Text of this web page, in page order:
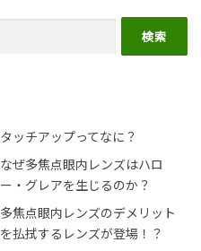
タッチアップってなに？
なぜ多焦点眼内レンズはハロ
ー・グレアを生じるのか？
多焦点眼内レンズのデメリット
を払拭するレンズが登場！？